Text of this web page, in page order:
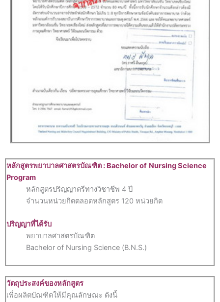
หลักสูตรพยาบาลศาสตรบัณฑิต : Bachelor of Nursing Science
Program
หลักสูตรปริญญาตรีทางวิชาชีพ 4 ปี
จำนวนหน่วยกิตตลอดหลักสูตร 120 หน่วยกิต
ปริญญาที่ได้รับ
พยาบาลศาสตรบัณฑิต
Bachelor of Nursing Science (ฺB.N.S.)
วัตถุประสงค์ของหลักสูตร
เพื่อผลิตบัณฑิตให้มีคุณลักษณะ ดังนี้